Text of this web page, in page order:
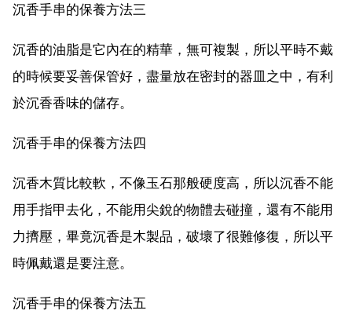
沉香手串的保養方法三
沉香的油脂是它內在的精華，無可複製，所以平時不戴
的時候要妥善保管好，盡量放在密封的器皿之中，有利
於沉香香味的儲存。
沉香手串的保養方法四
沉香木質比較軟，不像玉石那般硬度高，所以沉香不能
用手指甲去化，不能用尖銳的物體去碰撞，還有不能用
力擠壓，畢竟沉香是木製品，破壞了很難修復，所以平
時佩戴還是要注意。
沉香手串的保養方法五